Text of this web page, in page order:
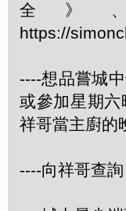
全》
https://
----想品嘗城
或參加星期
祥哥當主廚的
----向祥哥查